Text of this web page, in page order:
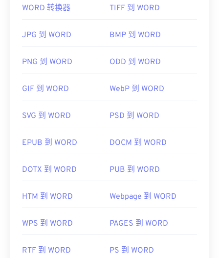
WORD 转换器 TIFF 到 WORD
JPG 到 WORD BMP 到 WORD
PNG 到 WORD ODD 到 WORD
GIF 到 WORD WebP 到 WORD
SVG 到 WORD PSD 到 WORD
EPUB 到 WORD DOCM 到 WORD
DOTX 到 WORD PUB 到 WORD
HTM 到 WORD Webpage 到 WORD
WPS 到 WORD PAGES 到 WORD
RTF 到 WORD PS 到 WORD